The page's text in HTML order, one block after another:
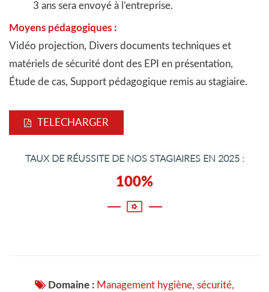
3 ans sera envoyé à l’entreprise.
Moyens pédagogiques :
Vidéo projection, Divers documents techniques et
matériels de sécurité dont des EPI en présentation,
Étude de cas, Support pédagogique remis au stagiaire.
TELECHARGER
TAUX DE RÉUSSITE DE NOS STAGIAIRES EN 2025 :
100%
Domaine : Management hygiène, sécurité,